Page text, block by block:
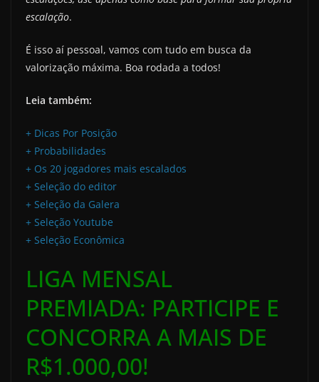
escalação.
É isso aí pessoal, vamos com tudo em busca da
valorização máxima. Boa rodada a todos!
Leia também:
+ Dicas Por Posição
+ Probabilidades
+ Os 20 jogadores mais escalados
+ Seleção do editor
+ Seleção da Galera
+ Seleção Youtube
+ Seleção Econômica
LIGA MENSAL
PREMIADA: PARTICIPE E
CONCORRA A MAIS DE
R$1.000,00!